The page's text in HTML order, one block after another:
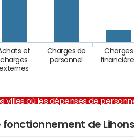
et
charges
Charges de
personnel
Charges
villes où les dépenses de
fonctionnement de